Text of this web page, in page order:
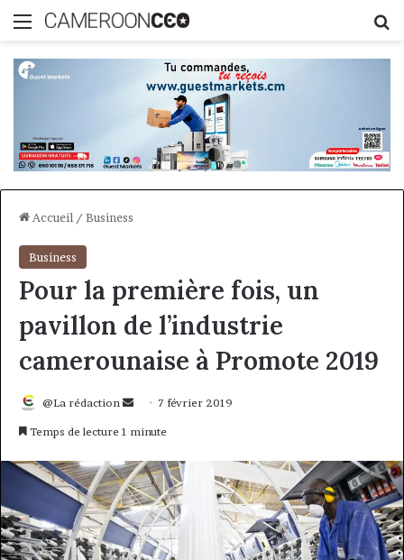
Menu
Accueil / Business
Business
Pour la première fois, un
pavillon de l’industrie
camerounaise à Promote 2019
@La rédaction
Envoyer7 février 2019
Temps de lecture 1 minute